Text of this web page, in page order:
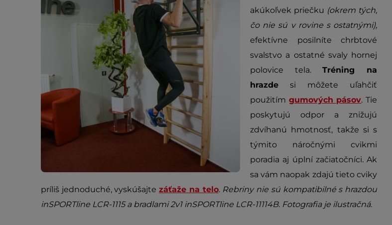
akúkoľvek priečku (okrem tých,
čo nie sú v rovine s ostatnými),
efektívne posilníte chrbtové
svalstvo a ostatné svaly hornej
polovice tela.Tréning na
hrazde si môžete uľahčiť
použitím gumových pásov. Tie
poskytujú odpor a znižujú
zdvíhanú hmotnosť, takže si s
týmito náročnými cvikmi
poradia aj úplní začiatočníci. Ak
sa vám naopak zdajú tieto cviky
príliš jednoduché, vyskúšajtezáťaže na telo. Rebriny nie sú kompatibilné s hrazdou
inSPORTline LCR-1115 a bradlami 2v1 inSPORTline LCR-11114B. Fotografia je ilustračná.